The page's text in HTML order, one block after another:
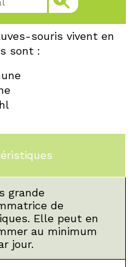
souris vivent en
sont :
grande
de
Elle peut en
au minimum
jour.